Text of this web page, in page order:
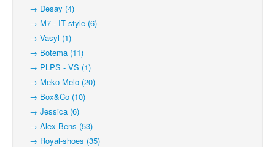
→ Desay (4)
→ M7 - IT style (6)
→ Vasyl (1)
→ Botema (11)
→ PLPS - VS (1)
→ Meko Melo (20)
→ Box&Co (10)
→ Jessica (6)
→ Alex Bens (53)
→ Royal-shoes (35)